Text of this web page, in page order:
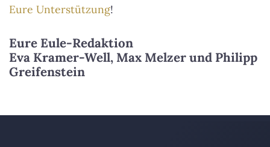
Eure Unterstützung!
Eure Eule-Redaktion
Eva Kramer-Well, Max Melzer und Philipp
Greifenstein